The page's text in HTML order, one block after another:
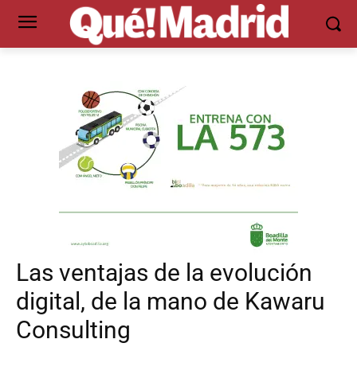
Las ventajas de la evolución
digital, de la mano de Kawaru
Consulting